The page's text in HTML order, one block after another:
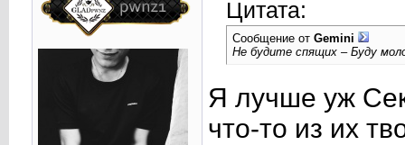
Цитата:
Сообщение от Gemini
Не будите спящих – Буду
Я лучше уж
что-то из их